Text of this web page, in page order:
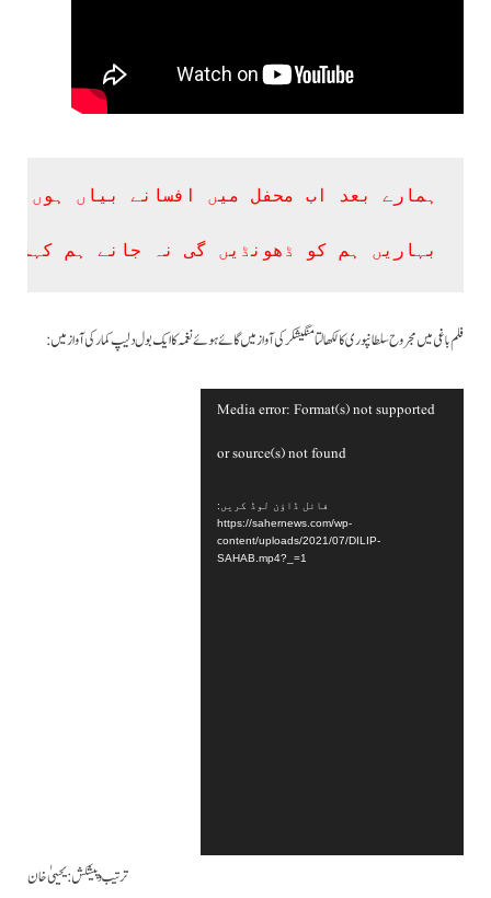
ہمارے بعد اب محفل میں افسانے بیاں ہوں گے
بہاریں ہم کو ڈھونڈیں گی نہ جانے ہم کہاں
فلم باغی میں مجروح سلطانپوری کا لکھا لتا منگیشکر کی آواز میں گائے ہوئے نغمہ کا ایک بول دلیپ کمار کی آواز میں :
ویڈیوMedia error: Format(s) not supported
or source(s) not found
فائل ڈاؤن لوڈ کریں:
https://sahernews.com/wp-
content/uploads/2021/07/DILIP-
SAHAB.mp4?_=1
ترتیب و پیشکش : یحییٰ خان